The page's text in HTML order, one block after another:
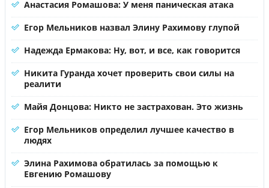
Анастасия Ромашова: У меня паническая атака
Егор Мельников назвал Элину Рахимову глупой
Надежда Ермакова: Ну, вот, и все, как говорится
Никита Гуранда хочет проверить свои силы на
реалити
Майя Донцова: Никто не застрахован. Это жизнь
Егор Мельников определил лучшее качество в
людях
Элина Рахимова обратилась за помощью к
Евгению Ромашову